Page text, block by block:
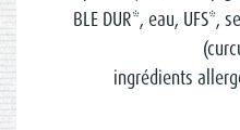
BLE DUR*, eau,
ingrédients